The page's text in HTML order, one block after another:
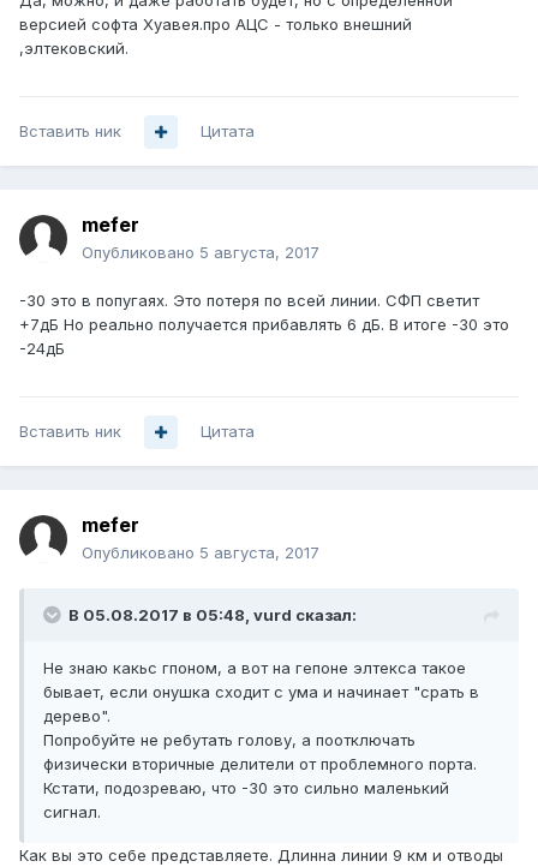
версией софта Хуавея.про АЦС - только внешний
,элтековский.
Вставить ник Цитата
mefer
Опубликовано 5 августа, 2017
-30 это в попугаях. Это потеря по всей линии. СФП светит
+7дБ Но реально получается прибавлять 6 дБ. В итоге -30 это
-24дБ
Вставить ник Цитата
mefer
Опубликовано 5 августа, 2017
В 05.08.2017 в 05:48, vurd сказал:
Не знаю какьс гпоном, а вот на гепоне элтекса такое
бывает, если онушка сходит с ума и начинает "срать в
дерево".
Попробуйте не ребутать голову, а поотключать
физически вторичные делители от проблемного порта.
Кстати, подозреваю, что -30 это сильно маленький
сигнал.
Как вы это себе представляете. Длинна линии 9 км и отводы